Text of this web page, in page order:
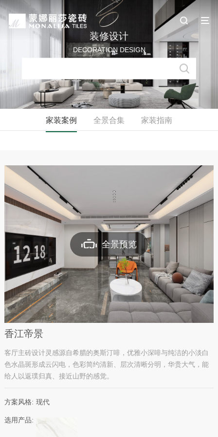
装修设计
DECORATION DESIGN
家装案例 全景合集 家装指南
全景预览
香江帝景
客厅主砖设计灵感源自希腊的奥斯汀啡，优雅小深啡与纯洁的小淡白
色水晶斑形成云闪电，色彩简约清新、层次清晰分明，华贵大气，能
给人以返璞归真、接近山野的感觉。
方案风格: 现代
选用产品: